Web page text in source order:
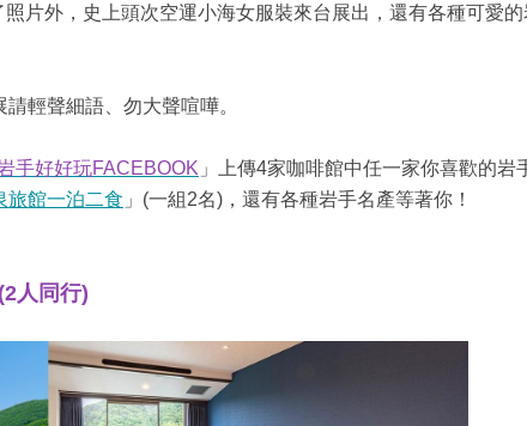
照片外，史上頭次空運小海女服裝來台展出，還有各種可愛的
輕聲細語、勿大聲喧嘩。
手好好玩FACEBOOK 」上傳4家咖啡館中任一家你喜歡的岩
旅館一泊二食 」(一組2名)，還有各種岩手名產等著你！
人同行)